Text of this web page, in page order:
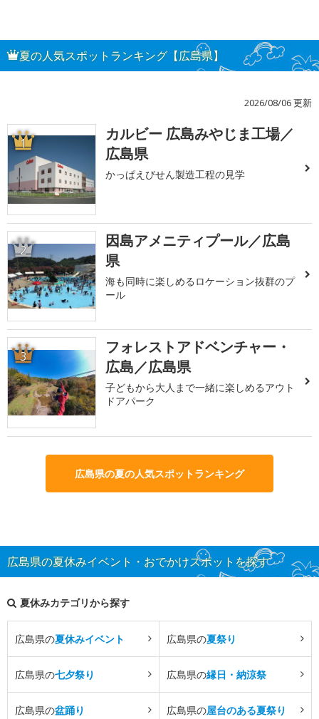
夏の人気スポットランキング【広島県】
2026/08/06 更新
1
カルビー 広島みやじま工場／
広島県
かっぱえびせん製造工程の見学
2
因島アメニティプール／広島
県
海も同時に楽しめるロケーション抜群のプ
ール
3
フォレストアドベンチャー・
広島／広島県
子どもから大人まで一緒に楽しめるアウト
ドアパーク
広島県の夏の人気スポットランキング
広島県の夏休みイベント・おでかけスポットを探す
夏休みカテゴリから探す
広島県の夏休みイベント 広島県の夏祭り
広島県の七夕祭り 広島県の縁日・納涼祭
広島県の盆踊り 広島県の屋台のある夏祭り